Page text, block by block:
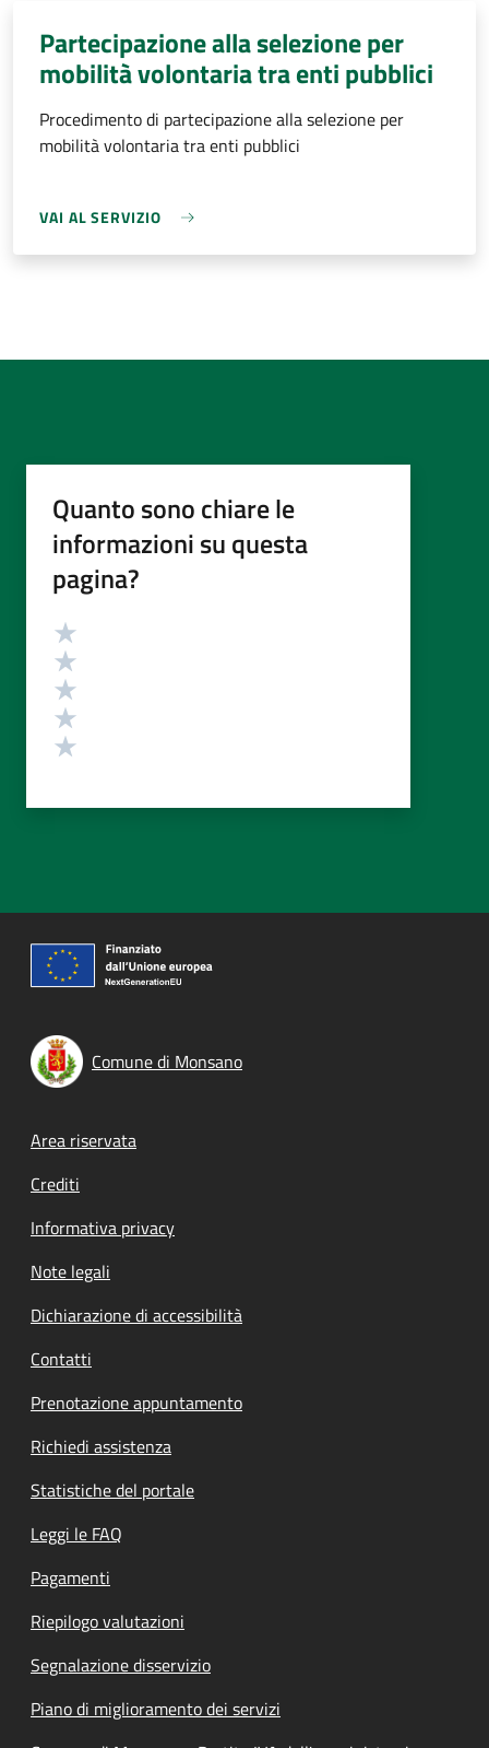
Partecipazione alla selezione per
mobilità volontaria tra enti pubblici
Procedimento di partecipazione alla selezione per
mobilità volontaria tra enti pubblici
VAI AL SERVIZIO
Quanto sono chiare le
informazioni su questa
pagina?
Valutazione
Comune di Monsano
Footer menu
Area riservata
Crediti
Informativa privacy
Note legali
Dichiarazione di accessibilità
Contatti
Prenotazione appuntamento
Richiedi assistenza
Statistiche del portale
Leggi le FAQ
Pagamenti
Riepilogo valutazioni
Segnalazione disservizio
Piano di miglioramento dei servizi